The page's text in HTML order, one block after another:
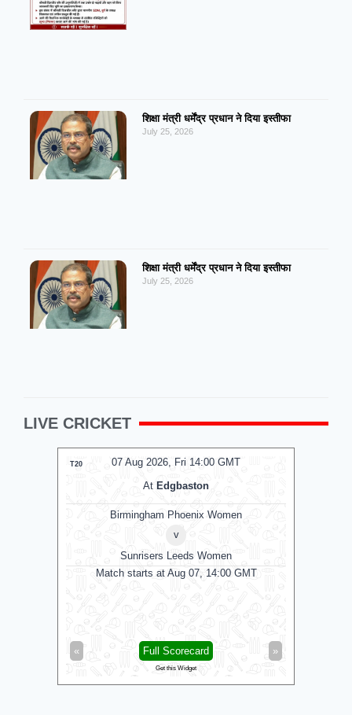
शिक्षा मंत्री धर्मेंद्र प्रधान ने दिया इस्तीफा
July 25, 2026
शिक्षा मंत्री धर्मेंद्र प्रधान ने दिया इस्तीफा
July 25, 2026
LIVE CRICKET
07 Aug 2026, Fri 14:00 GMT
T20
At Edgbaston
Birmingham Phoenix Women
v
Sunrisers Leeds Women
Match starts at Aug 07, 14:00 GMT
« »
Full Scorecard
Get this Widget